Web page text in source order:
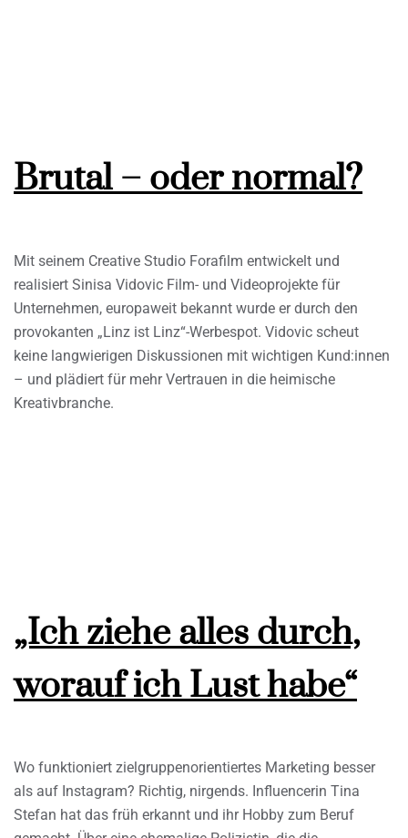
Brutal – oder normal?
Mit seinem Creative Studio Forafilm entwickelt und
realisiert Sinisa Vidovic Film- und Videoprojekte für
Unternehmen, europaweit bekannt wurde er durch den
provokanten „Linz ist Linz“-Werbespot. Vidovic scheut
keine langwierigen Diskussionen mit wichtigen Kund:innen
– und plädiert für mehr Vertrauen in die heimische
Kreativbranche.
„Ich ziehe alles durch,
worauf ich Lust habe“
Wo funktioniert zielgruppenorientiertes Marketing besser
als auf Instagram? Richtig, nirgends. Influencerin Tina
Stefan hat das früh erkannt und ihr Hobby zum Beruf